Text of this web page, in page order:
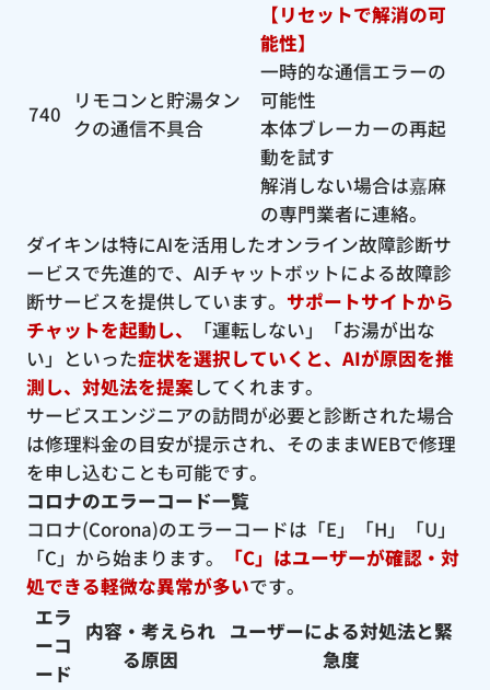
740
リモコンと貯湯タン
クの通信不具合
【リセットで解消の可
能性】
一時的な通信エラーの
可能性
本体ブレーカーの再起
動を試す
解消しない場合は嘉麻
の専門業者に連絡。
ダイキンは特にAIを活用したオンライン故障診断サ
ービスで先進的で、AIチャットボットによる故障診
断サービスを提供しています。 サポートサイトから
チャットを起動し、
「運転しない」「お湯が出な
い」といった症状を選択していくと、AIが原因を推
測し、対処法を提案してくれます。
サービスエンジニアの訪問が必要と診断された場合
は修理料金の目安が提示され、そのままWEBで修理
を申し込むことも可能です。
コロナのエラーコード一覧
コロナ(Corona)のエラーコードは「E」「H」「U」
「C」から始まります。
「C」はユーザーが確認・対
処できる軽微な異常が多いです。
エラ
ーコ
ード
内容・考えられ
る原因
ユーザーによる対処法と緊
急度